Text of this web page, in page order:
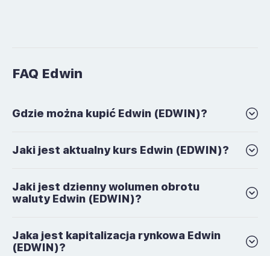
FAQ Edwin
Gdzie można kupić Edwin (EDWIN)?
Jaki jest aktualny kurs Edwin (EDWIN)?
Jaki jest dzienny wolumen obrotu
waluty Edwin (EDWIN)?
Jaka jest kapitalizacja rynkowa Edwin
(EDWIN)?